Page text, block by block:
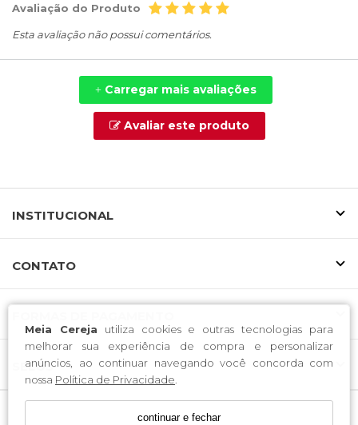
Meia Cereja utiliza cookies e outras tecnologias para
melhorar sua experiência de compra e personalizar
anúncios, ao continuar navegando você concorda com
nossa Política de Privacidade
continuar e fechar
Avaliação do Produto
Esta avaliação não possui comentários.
+Carregar mais avaliações
Avaliar este produto
INSTITUCIONAL
CONTATO
SELOS